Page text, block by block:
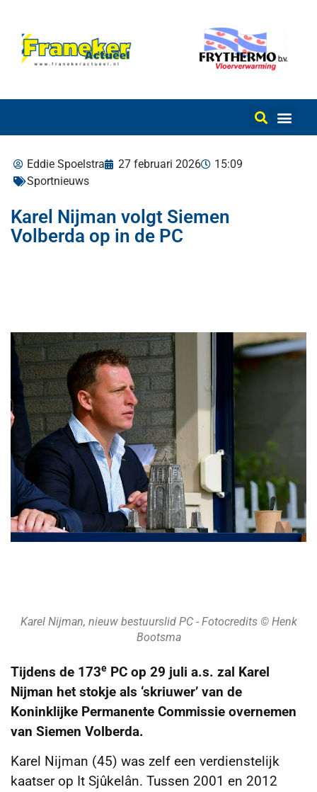
Eddie Spoelstra 27 februari 2026
15:09
Sportnieuws
Karel Nijman volgt Siemen
Volberda op in de PC
Karel Nijman, nieuw bestuurslid PC - Fotocredits © Henk
Bootsma
Tijdens de 173e PC op 29 juli a.s. zal Karel
Nijman het stokje als ‘skriuwer’ van de
Koninklijke Permanente Commissie overnemen
van Siemen Volberda.
Karel Nijman (45) was zelf een verdienstelijk
kaatser op It Sjûkelân. Tussen 2001 en 2012